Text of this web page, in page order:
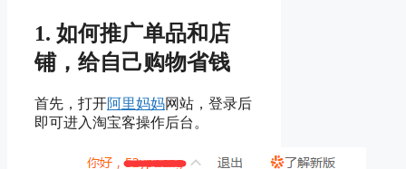
1. 如何推广单品和店
铺，给自己购物省钱
首先，打开阿里妈妈网站，登录后
即可进入淘宝客操作后台。